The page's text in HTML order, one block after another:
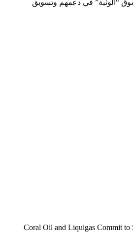
“الوثبة” في دعمهم وتسويق
Coral Oil and Liquigas Commit to